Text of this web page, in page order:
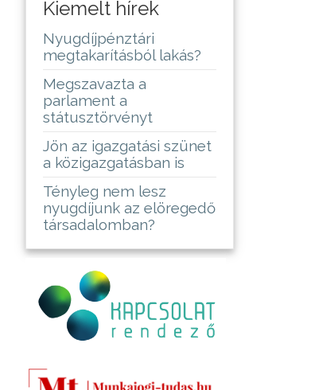
Kiemelt hírek
Nyugdíjpénztári
megtakarításból lakás?
Megszavazta a
parlament a
státusztörvényt
Jön az igazgatási szünet
a közigazgatásban is
Tényleg nem lesz
nyugdíjunk az elöregedő
társadalomban?